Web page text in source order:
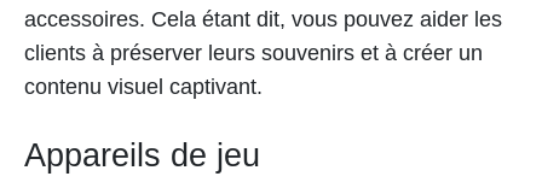
accessoires. Cela étant dit, vous pouvez aider les
clients à préserver leurs souvenirs et à créer un
contenu visuel captivant.
Appareils de jeu